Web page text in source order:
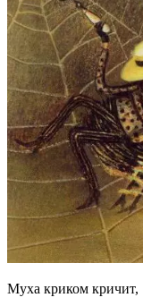
Муха криком кричит,